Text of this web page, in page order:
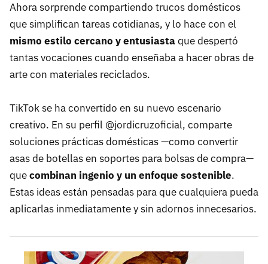
Ahora sorprende compartiendo trucos domésticos
que simplifican tareas cotidianas, y lo hace con el
mismo estilo cercano y entusiastaque despertó
tantas vocaciones cuando enseñaba a hacer obras de
arte con materiales reciclados.
TikTok se ha convertido en su nuevo escenario
creativo. En su perfil @jordicruzoficial, comparte
soluciones prácticas domésticas —como convertir
asas de botellas en soportes para bolsas de compra—
quecombinan ingenio y un enfoque sostenible.
Estas ideas están pensadas para que cualquiera pueda
aplicarlas inmediatamente y sin adornos innecesarios.